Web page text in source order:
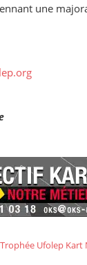
une
Trophée Ufolep